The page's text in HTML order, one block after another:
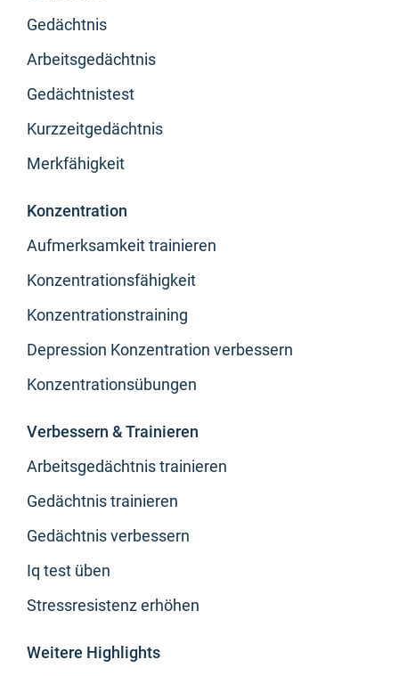
Gedächtnis
Arbeitsgedächtnis
Gedächtnistest
Kurzzeitgedächtnis
Merkfähigkeit
Konzentration
Aufmerksamkeit trainieren
Konzentrationsfähigkeit
Konzentrationstraining
Depression Konzentration verbessern
Konzentrationsübungen
Verbessern & Trainieren
Arbeitsgedächtnis trainieren
Gedächtnis trainieren
Gedächtnis verbessern
Iq test üben
Stressresistenz erhöhen
Weitere Highlights